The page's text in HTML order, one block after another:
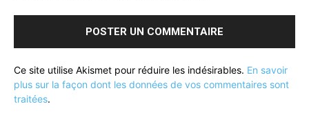
Ce site utilise Akismet pour réduire les indésirables. En savoir
plus sur la façon dont les données de vos commentaires sont
traitées.